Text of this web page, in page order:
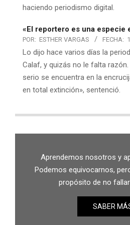
haciendo periodismo digital.
«El reportero es una especie
POR: ESTHER VARGAS FECHA:
Lo dijo hace varios días la
Calaf, y quizás no le falta
serio se encuentra en la
en total extinción», sentenció.
Aprendemos nosotros y
Podemos equivocarnos,
propósito de no
SABER